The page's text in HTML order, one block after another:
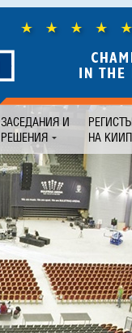
ЗАСЕДАНИЯ И
РЕШЕНИЯ
НА КИИП